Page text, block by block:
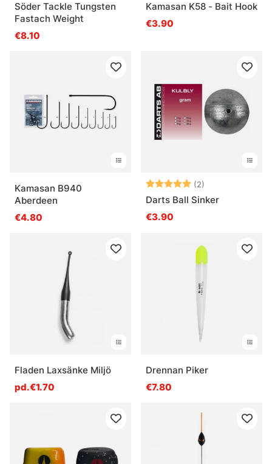
Söder Tackle Tungsten
Fastach Weight
€8.10
Kamasan K58 - Bait Hook
€3.90
Kamasan B940
Aberdeen
€4.80
Note: (2)
Darts Ball Sinker
€3.90
Fladen Laxsänke Miljö
pd.€1.70
Drennan Piker
€7.80